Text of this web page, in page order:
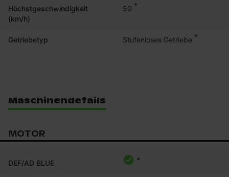
Höchstgeschwindigkeit
(km/h)
50 *
Getriebetyp Stufenloses Getriebe *
Maschinendetails
MOTOR
DEF/AD BLUE *